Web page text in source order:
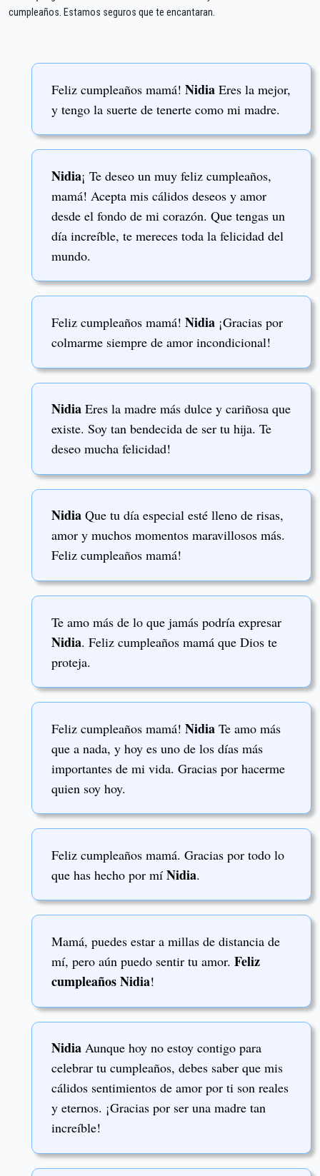
cumpleaños. Estamos seguros que te encantaran.
Feliz cumpleaños mamá! Nidia Eres la mejor,
y tengo la suerte de tenerte como mi madre.
Nidia¡ Te deseo un muy feliz cumpleaños,
mamá! Acepta mis cálidos deseos y amor
desde el fondo de mi corazón. Que tengas un
día increíble, te mereces toda la felicidad del
mundo.
Feliz cumpleaños mamá! Nidia ¡Gracias por
colmarme siempre de amor incondicional!
Nidia Eres la madre más dulce y cariñosa que
existe. Soy tan bendecida de ser tu hija. Te
deseo mucha felicidad!
Nidia Que tu día especial esté lleno de risas,
amor y muchos momentos maravillosos más.
Feliz cumpleaños mamá!
Te amo más de lo que jamás podría expresar
Nidia. Feliz cumpleaños mamá que Dios te
proteja.
Feliz cumpleaños mamá! Nidia Te amo más
que a nada, y hoy es uno de los días más
importantes de mi vida. Gracias por hacerme
quien soy hoy.
Feliz cumpleaños mamá. Gracias por todo lo
que has hecho por mí Nidia.
Mamá, puedes estar a millas de distancia de
mí, pero aún puedo sentir tu amor. Feliz
cumpleaños Nidia!
Nidia Aunque hoy no estoy contigo para
celebrar tu cumpleaños, debes saber que mis
cálidos sentimientos de amor por ti son reales
y eternos. ¡Gracias por ser una madre tan
increíble!